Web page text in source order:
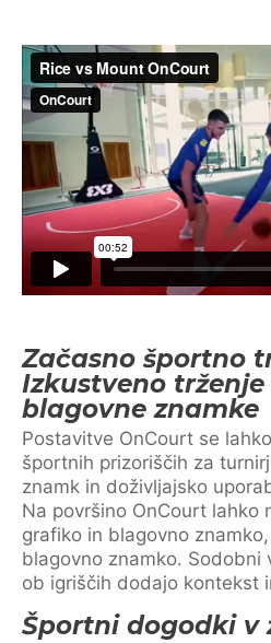
Začasno športno
Izkustveno
blagovne znamke
Postavitve OnCourt se
športnih prizoriščih za
znamk in doživljajsko
Na površino OnCourt lahko
grafiko in blagovno
blagovno znamko. Sodobni
ob igriščih dodajo kontekst
Športni dogodki v